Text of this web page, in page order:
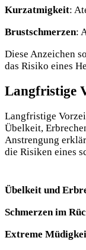
Kurzatmigkeit:
Brustschmerzen:
Diese Anzeichen
das Risiko eines
Langfristige
Langfristige
Übelkeit,
Anstrengung
die Risiken eines
Übelkeit und
Schmerzen im
Extreme